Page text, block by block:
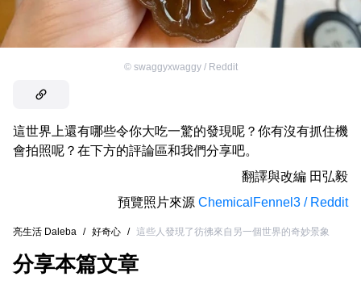
© swaggyxwaggy / Reddit
這世界上還有哪些令你大吃一驚的發現呢？你有沒有抓住機
會拍照呢？在下方的評論區和我們分享吧。
翻譯與改編 田弘毅
預覽照片來源 ChemicalFennel3 / Reddit
亮生活 Daleba / 好奇心 / 這些人發現了彷彿來自另一個世界的奇妙景象
分享本篇文章